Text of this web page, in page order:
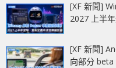
[XF 新聞]
2027 上半
[XF 新聞]
向部分